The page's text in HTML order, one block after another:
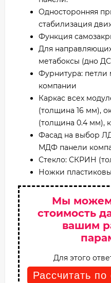
Односторонняя
стабилизация
Функция
Для
метабоксы (дно
Фурнитура: петли
компании
Каркас всех
(толщина 16 мм),
(толщина 0.4 мм),
Фасад на выбор
МДФ панели
Стекло: СКРИН
Ножки
Мы можем
стоимость
вашим
Для этого
Рассчитать